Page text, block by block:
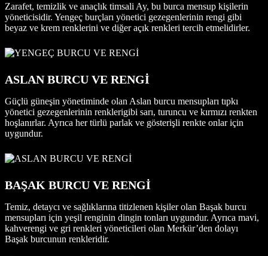
Zarafet, temizlik ve anaçlık timsali Ay, bu burca mensup kişilerin
yöneticisidir. Yengeç burçları yönetici gezegenlerinin rengi gibi
beyaz ve krem renklerini ve diğer açık renkleri tercih etmelidirler.
ASLAN BURCU VE RENGİ
Güçlü güneşin yönetiminde olan Aslan burcu mensupları tıpkı
yönetici gezegenlerinin renklerigibi sarı, turuncu ve kırmızı renkten
hoşlanırlar. Ayrıca her türlü parlak ve gösterişli renkte onlar için
uygundur.
BAŞAK BURCU VE RENGİ
Temiz, detaycı ve sağlıklarına titizlenen kişiler olan Başak burcu
mensupları için yeşil renginin dingin tonları uygundur. Ayrıca mavi,
kahverengi ve gri renkleri yöneticileri olan Merkür’den dolayı
Başak burcunun renkleridir.